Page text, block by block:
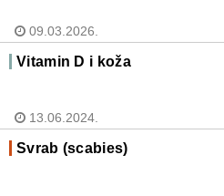
09.03.2026.
Vitamin D i koža
13.06.2024.
Svrab (scabies)